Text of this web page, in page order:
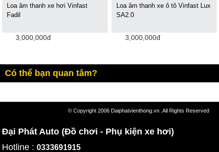
Loa âm thanh xe hơi Vinfast
Fadil
3,000,000đ
Loa âm thanh xe ô tô Vinfast Lux
SA2.0
3,000,000đ
Có thể bạn quan tâm?
© Copyright 2006 Daiphatvienthong.vn .All Rights Reserved
Đại Phát Auto (Đồ chơi - Phụ kiện xe hơi)
Hotline :0333691915